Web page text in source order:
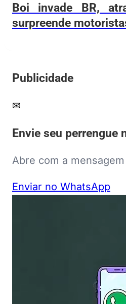
Boi invade BR,
surpreende
Publicidade
✉
Envie seu perrengue
Abre com a
Enviar no WhatsApp